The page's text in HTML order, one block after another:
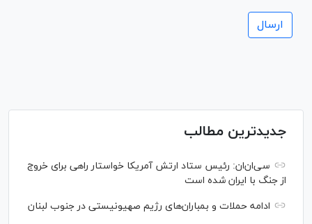
جدیدترین مطالب
سی‌ان‌‌ان: رئیس ستاد ارتش آمریکا خواستار راهی برای خروج
از جنگ با ایران شده است
ادامه حملات و بمباران‌های رژیم صهیونیستی در جنوب لبنان